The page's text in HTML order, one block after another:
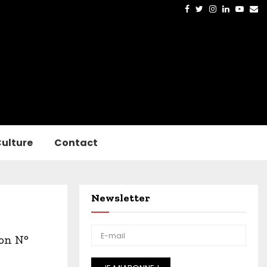
Facebook
Twitter
Instagram
Linkedin
Contact
N°
Newsletter